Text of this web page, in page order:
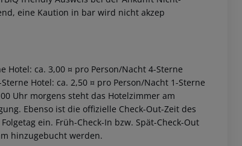
eine Kaution in bar wird nicht akzep
Hotel: ca. 3,00 ¤ pro Person/Nacht 4-Sterne
Hotel: ca. 2,50 ¤ pro Person/Nacht 1-Sterne
Uhr morgens steht das Hotelzimmer am
Ebenso ist die offizielle Check-Out-Zeit des
ein. Früh-Check-In bzw. Spät-Check-Out
hinzugebucht werden.